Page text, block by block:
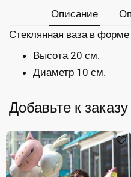
Описание
Стеклянная ваза в
Высота 20 см.
Диаметр 10 см.
Добавьте к заказу